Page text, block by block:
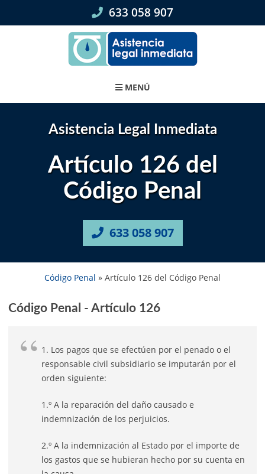
633 058 907
MENÚ
Asistencia Legal Inmediata
Artículo 126 del
Código Penal
633 058 907
Código Penal » Artículo 126 del Código Penal
Código Penal - Artículo 126
1. Los pagos que se efectúen por el penado o el
responsable civil subsidiario se imputarán por el
orden siguiente:
1.º A la reparación del daño causado e
indemnización de los perjuicios.
2.º A la indemnización al Estado por el importe de
los gastos que se hubieran hecho por su cuenta en